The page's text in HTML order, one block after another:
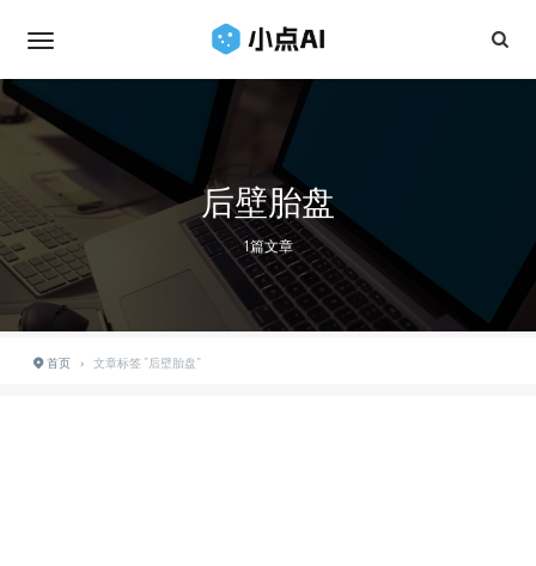
后壁胎盘
1篇文章
首页 › 文章标签 "后壁胎盘"